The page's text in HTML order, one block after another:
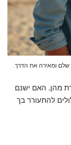
ומאירה את הדרך.
מהן. האם ישנם
להתעורר בך